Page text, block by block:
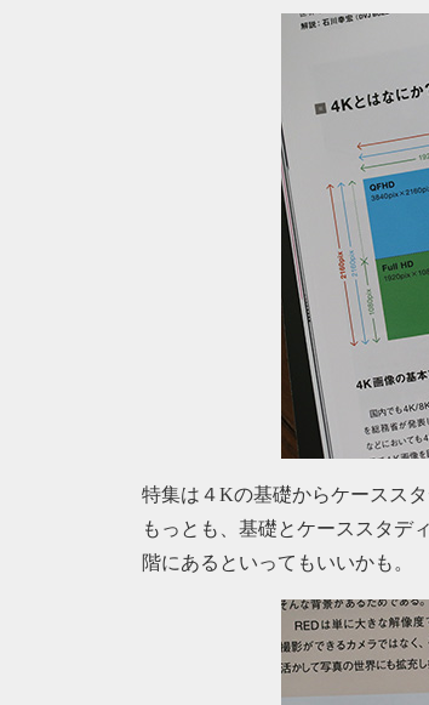
特集は４Kの基礎からケーススタ
もっとも、基礎とケーススタデ
階にあるといってもいいかも。